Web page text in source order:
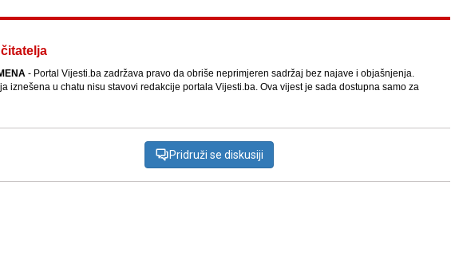
- Portal Vijesti.ba zadržava pravo da obriše neprimjeren sadržaj bez najave i objašnjenja.
iznešena u chatu nisu stavovi redakcije portala Vijesti.ba. Ova vijest je sada dostupna samo za
Pridruži se diskusiji